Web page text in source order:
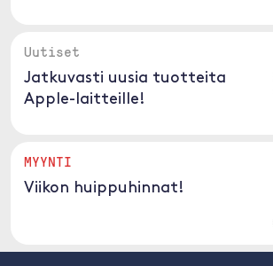
Uutiset
Jatkuvasti uusia tuotteita
Apple-laitteille!
MYYNTI
Viikon huippuhinnat!